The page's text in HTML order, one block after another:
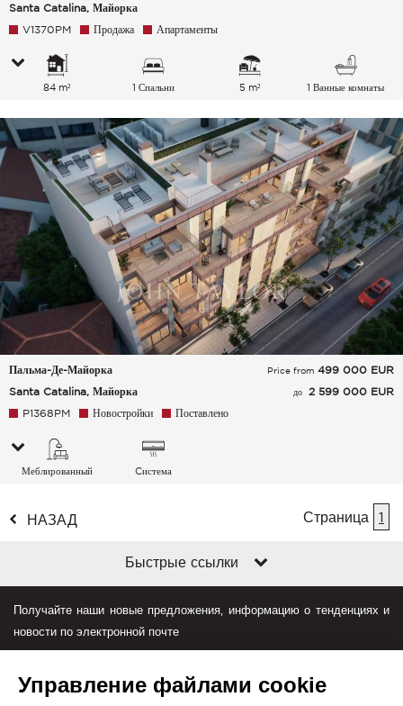
Santa Catalina, Майорка
V1370PM Продажа Апартаменты
84 m² 1 Спальни 5 m² 1 Ванные комнаты
Пальма-Де-Майорка
Santa Catalina, Майорка
Price from 499 000 EUR
до 2 599 000 EUR
P1368PM
Новостройки Поставлено
Меблированный
Cистема
НАЗАД Страница 1
Быстрые ссылки
Получайте наши новые предложения, информацию о тенденциях и
новости по электронной почте
Управление файлами cookie